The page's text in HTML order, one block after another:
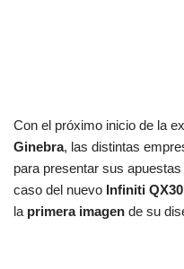
Con el próximo inicio de la
Ginebra, las distintas
para presentar sus
caso del nuevo Infiniti
la primera imagen de su